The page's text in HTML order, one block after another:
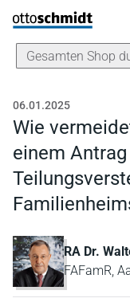
Direkt zum Inhalt
06.01.2025
Wie
einem
RA Dr.
FAFamR,